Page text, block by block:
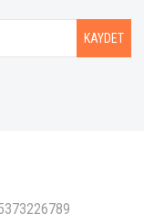
KAYDET